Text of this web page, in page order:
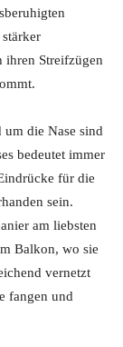
ihren Streifzügen
um die Nase sind
bedeutet immer
für die
sein.
am liebsten
Balkon, wo sie
vernetzt
fangen und